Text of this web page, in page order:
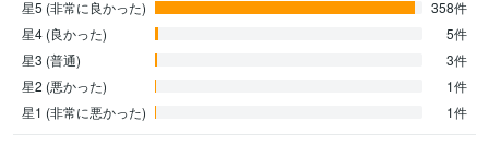
星5 (非常に良かった)
358件
星4 (良かった)
5件
星3 (普通)
3件
星2 (悪かった)
1件
星1 (非常に悪かった)
1件